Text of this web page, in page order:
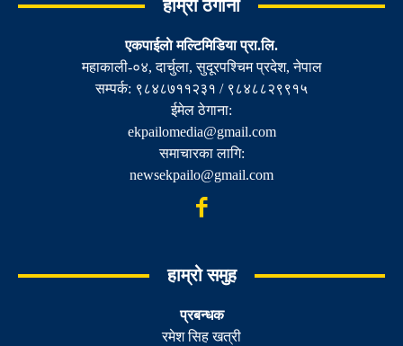
हाम्रो ठेगाना
एकपाईलाे मल्टिमिडिया प्रा.लि.
महाकाली-०४, दार्चुला, सुदूरपश्चिम प्रदेश, नेपाल
सम्पर्क: ९८४८७११२३१ / ९८४८८२९९१५
ईमेल ठेगाना:
ekpailomedia@gmail.com
समाचारका लागि:
newsekpailo@gmail.com
हाम्रो समुह
प्रबन्धक
रमेश सिह खत्री